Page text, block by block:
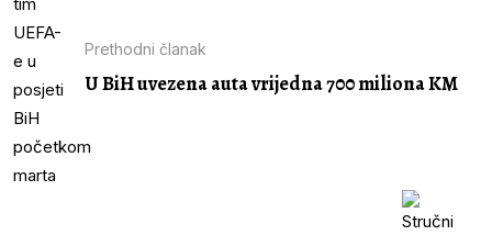
Prethodni članak
U BiH uvezena auta vrijedna 700 miliona KM